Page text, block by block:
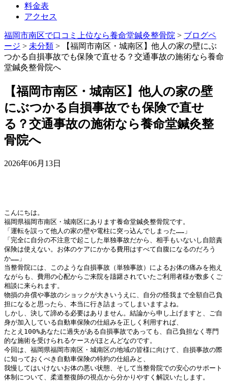
料金表
アクセス
福岡市南区で口コミ上位なら養命堂鍼灸整骨院 > ブログペ
ージ > 未分類 >
【福岡市南区・城南区】他人の家の壁にぶ
つかる自損事故でも保険で直せる？交通事故の施術なら養命
堂鍼灸整骨院へ
【福岡市南区・城南区】他人の家の壁
にぶつかる自損事故でも保険で直せ
る？交通事故の施術なら養命堂鍼灸整
骨院へ
2026年06月13日
こんにちは。
福岡県福岡市南区・城南区にあります養命堂鍼灸整骨院です。
「運転を誤って他人の家の壁や電柱に突っ込んでしまった……」
「完全に自分の不注意で起こした単独事故だから、相手もいないし自賠責
保険は使えない。お体のケアにかかる費用はすべて自腹になるのだろう
か……」
当整骨院には、このような自損事故（単独事故）によるお体の痛みを抱え
ながらも、費用の心配からご来院を躊躇されていたご利用者様が数多くご
相談に来られます。
物損の弁償や事故のショックが大きいうえに、自分の怪我まで全額自己負
担になると思ったら、本当に行き詰まってしまいますよね。
しかし、決して諦める必要はありません。結論から申し上げますと、ご自
身が加入している自動車保険の仕組みを正しく利用すれば、
たとえ100%あなたに過失がある自損事故であっても、自己負担なく専門
的な施術を受けられるケースがほとんどなのです。
今回は、福岡県福岡市南区・城南区の地域の皆様に向けて、自損事故の際
に知っておくべき自動車保険の特約の仕組みと、
我慢してはいけないお体の悪い状態、そして当整骨院での安心のサポート
体制について、柔道整復師の視点から分かりやすく解説いたします。